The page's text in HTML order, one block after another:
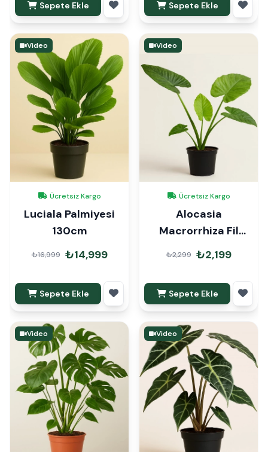
Sepete Ekle Sepete Ekle
Video
Ücretsiz Kargo
Luciala Palmiyesi
130cm
₺16,999 ₺14,999
Sepete Ekle
Video
Ücretsiz Kargo
Alocasia
Macrorrhiza Fil
Kulağı
₺2,299 ₺2,199
Sepete Ekle
Video Video